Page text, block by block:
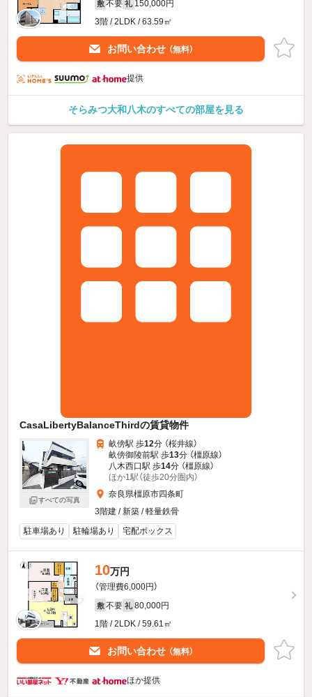
敷 不要 礼 150,000円
3階 / 2LDK / 63.59㎡
お問い合わせ （無料）
提供
そらみつ大和八木のすべての部屋を見る
CasaLibertyBalanceThirdの賃貸物件
すべての写真
畝傍駅 歩12分 （桜井線）
畝傍御陵前駅 歩13分 （橿原線）
八木西口駅 歩14分 （橿原線）
ほか1駅（徒歩20分圏内）
奈良県橿原市四条町
3階建 / 新築 / 軽量鉄骨
駐車場あり
駐輪場あり 宅配ボックス
10万円
（管理費6,000円）
敷 不要 礼 80,000円
1階 / 2LDK / 59.61㎡
お問い合わせ （無料）
ほか提供